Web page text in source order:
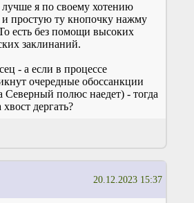
я по своему хотению
и простую ту кнопочку нажму
есть без помощи высоких
заклинаний.
- а если в процессе
очередные обоссанкции
Северный полюс наедет) - тогда
хвост дергать?
20.12.2023 15:37